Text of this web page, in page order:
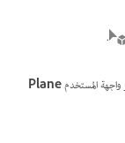
.
المستخدمPlane